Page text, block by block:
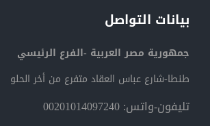
بيانات التواصل
جمهورية مصر العربية -الفرع الرئيسي
طنطا-شارع عباس العقاد متفرع من أخر الحلو
تليفون-واتس: 00201014097240